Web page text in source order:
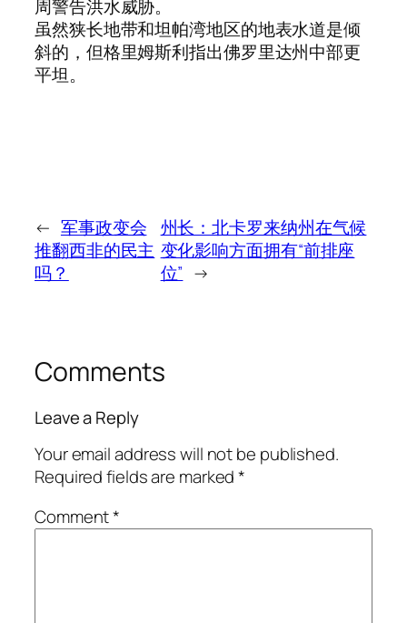
周警告洪水威胁。
虽然狭长地带和坦帕湾地区的地表水道是倾
斜的，但格里姆斯利指出佛罗里达州中部更
平坦。
← 军事政变会
推翻西非的民主
吗？
州长：北卡罗来纳州在气候
变化影响方面拥有“前排座
位” →
Comments
Leave a Reply
Your email address will not be published.
Required fields are marked*
Comment*